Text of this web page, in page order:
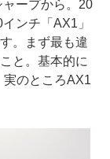
ープから。20
ンチ「AX1」
。まず最も違
と。基本的に
実のところAX1